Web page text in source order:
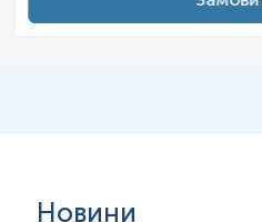
- стерильний контейнер з
Новини